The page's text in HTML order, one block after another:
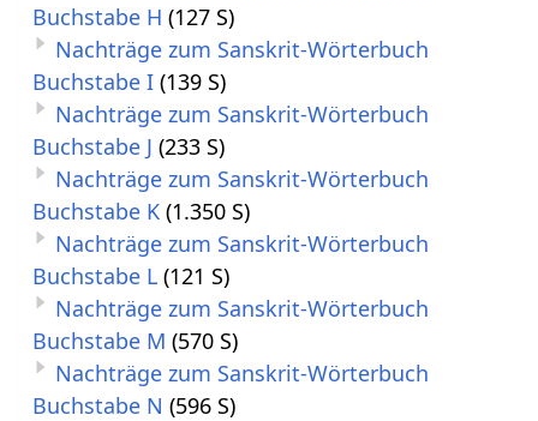
Buchstabe H (127 S)
Nachträge zum Sanskrit-Wörterbuch
Buchstabe I (139 S)
Nachträge zum Sanskrit-Wörterbuch
Buchstabe J (233 S)
Nachträge zum Sanskrit-Wörterbuch
Buchstabe K (1.350 S)
Nachträge zum Sanskrit-Wörterbuch
Buchstabe L (121 S)
Nachträge zum Sanskrit-Wörterbuch
Buchstabe M (570 S)
Nachträge zum Sanskrit-Wörterbuch
Buchstabe N (596 S)